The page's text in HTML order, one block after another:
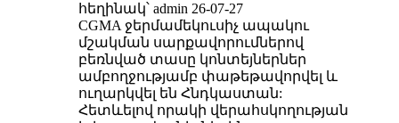
հեղինակ՝ admin 26-07-27
CGMA ջերմամեկուսիչ ապակու
մշակման սարքավորումներով
բեռնված տասը կոնտեյներներ
ամբողջությամբ փաթեթավորվել և
ուղարկվել են Հնդկաստան:
Հետևելով որակի վերահսկողության